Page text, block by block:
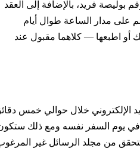
فريد، بالإضافة إلى العقد
مدار الساعة طوال أيام
— كلاهما مقبول عند
خلال حوالي خمس دقائق
السفر نفسه ومع ذلك ستكون
مجلد الرسائل غير المرغوب